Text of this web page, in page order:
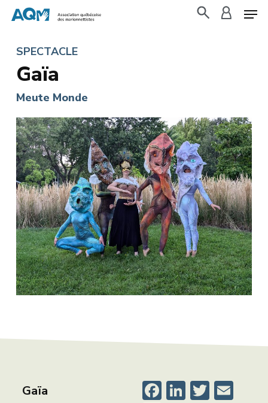
Skip
content
SPECTACLE
Gaïa
Meute Monde
Gaïa Facebook
LinkedIn